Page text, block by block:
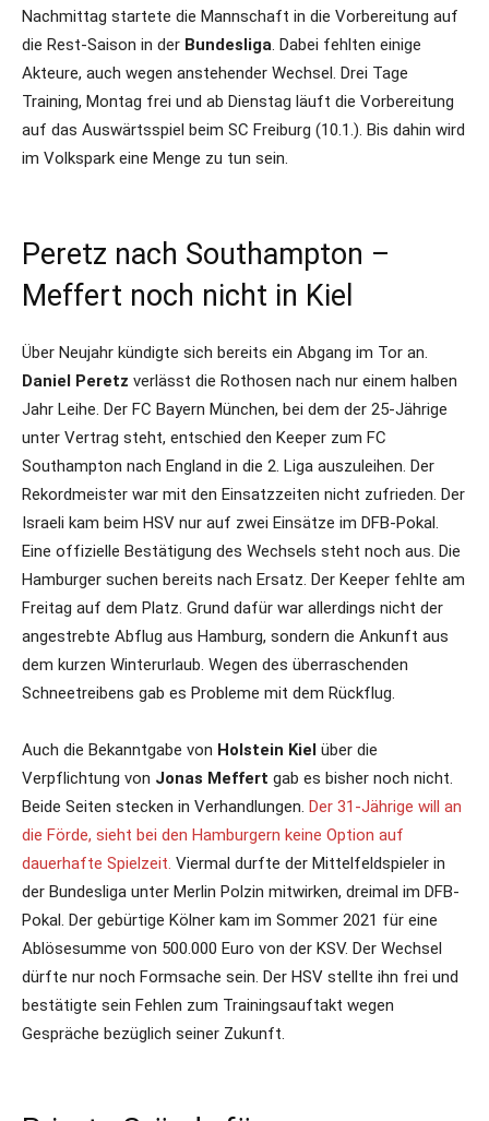
Nachmittag startete die Mannschaft in die Vorbereitung auf
die Rest-Saison in der Bundesliga. Dabei fehlten einige
Akteure, auch wegen anstehender Wechsel. Drei Tage
Training, Montag frei und ab Dienstag läuft die Vorbereitung
auf das Auswärtsspiel beim SC Freiburg (10.1.). Bis dahin wird
im Volkspark eine Menge zu tun sein.
Peretz nach Southampton –
Meffert noch nicht in Kiel
Über Neujahr kündigte sich bereits ein Abgang im Tor an.
Daniel Peretz verlässt die Rothosen nach nur einem halben
Jahr Leihe. Der FC Bayern München, bei dem der 25-Jährige
unter Vertrag steht, entschied den Keeper zum FC
Southampton nach England in die 2. Liga auszuleihen. Der
Rekordmeister war mit den Einsatzzeiten nicht zufrieden. Der
Israeli kam beim HSV nur auf zwei Einsätze im DFB-Pokal.
Eine offizielle Bestätigung des Wechsels steht noch aus. Die
Hamburger suchen bereits nach Ersatz. Der Keeper fehlte am
Freitag auf dem Platz. Grund dafür war allerdings nicht der
angestrebte Abflug aus Hamburg, sondern die Ankunft aus
dem kurzen Winterurlaub. Wegen des überraschenden
Schneetreibens gab es Probleme mit dem Rückflug.
Auch die Bekanntgabe von Holstein Kiel über die
Verpflichtung von Jonas Meffert gab es bisher noch nicht.
Beide Seiten stecken in Verhandlungen. Der 31-Jährige will an
die Förde, sieht bei den Hamburgern keine Option auf
dauerhafte Spielzeit. Viermal durfte der Mittelfeldspieler in
der Bundesliga unter Merlin Polzin mitwirken, dreimal im DFB-
Pokal. Der gebürtige Kölner kam im Sommer 2021 für eine
Ablösesumme von 500.000 Euro von der KSV. Der Wechsel
dürfte nur noch Formsache sein. Der HSV stellte ihn frei und
bestätigte sein Fehlen zum Trainingsauftakt wegen
Gespräche bezüglich seiner Zukunft.